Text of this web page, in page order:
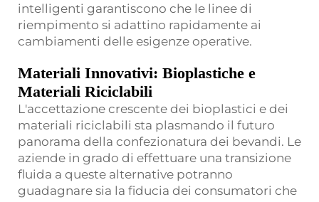
intelligenti garantiscono che le linee di
riempimento si adattino rapidamente ai
cambiamenti delle esigenze operative.
Materiali Innovativi: Bioplastiche e
Materiali Riciclabili
L'accettazione crescente dei bioplastici e dei
materiali riciclabili sta plasmando il futuro
panorama della confezionatura dei bevandi. Le
aziende in grado di effettuare una transizione
fluida a queste alternative potranno
guadagnare sia la fiducia dei consumatori che